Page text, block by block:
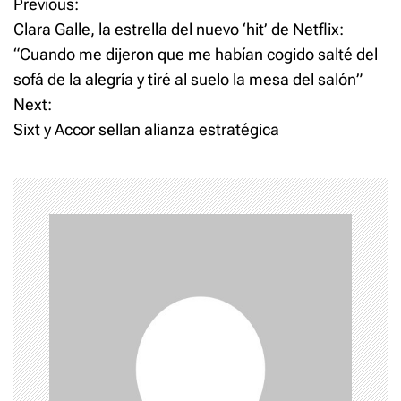
P
o
s
t
a
v
i
g
a
t
Previous:
Clara Galle, la estrella del nuevo ‘hit’ de Netflix:
“Cuando me dijeron que me habían cogido salté del
sofá de la alegría y tiré al suelo la mesa del salón”
Next:
Sixt y Accor sellan alianza estratégica